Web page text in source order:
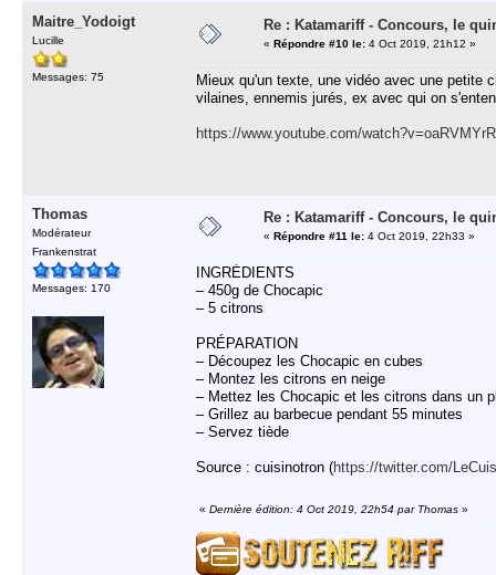
Maitre_Yodoigt
Lucille
Messages: 75
Re : Katamariff - Concours, le
« Répondre #10 le: 4 Oct 2019, 21h12 »
Mieux qu'un texte, une vidéo avec une petite
vilaines, ennemis jurés, ex avec qui on
https://www.youtube.com/
Thomas
Modérateur
Frankenstrat
Messages: 170
Re : Katamariff - Concours, le
« Répondre #11 le: 4 Oct 2019, 22h33 »
INGRÉDIENTS
– 450g de Chocapic
– 5 citrons
PRÉPARATION
– Découpez les Chocapic en cubes
– Montez les citrons en neige
– Mettez les Chocapic et les citrons dans un
– Grillez au barbecue pendant 55 minutes
– Servez tiède
Source : cuisinotron (https://twitter.com/
« Dernière édition: 4 Oct 2019, 22h54 par Thomas »